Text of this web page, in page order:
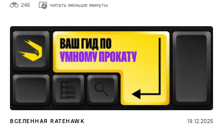
246 читать меньше минуты
ВСЕЛЕННАЯ RATEHAWK 19.12.2025